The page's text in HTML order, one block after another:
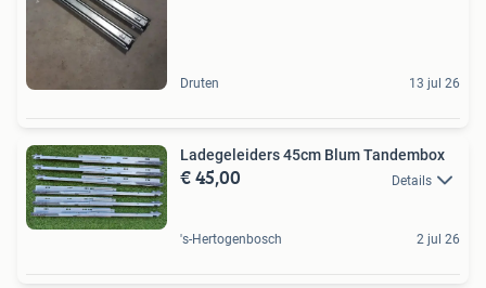
Druten 13 jul 26
Ladegeleiders 45cm Blum Tandembox
€ 45,00 Details
's-Hertogenbosch 2 jul 26